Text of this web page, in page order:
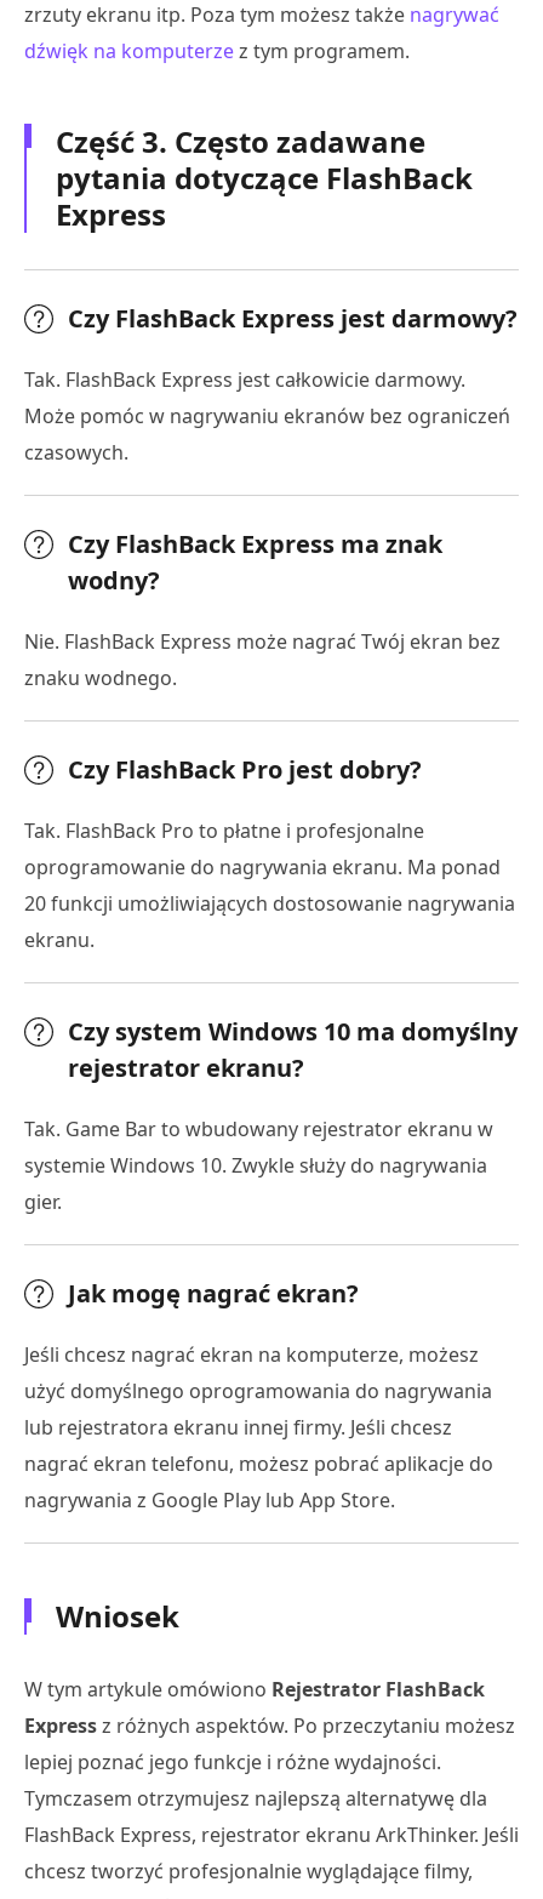
zrzuty ekranu itp. Poza tym możesz także nagrywać
dźwięk na komputerzez tym programem.
Część 3. Często zadawane
pytania dotyczące FlashBack
Express
Czy FlashBack Express jest darmowy?
Tak. FlashBack Express jest całkowicie darmowy.
Może pomóc w nagrywaniu ekranów bez ograniczeń
czasowych.
Czy FlashBack Express ma znak
wodny?
Nie. FlashBack Express może nagrać Twój ekran bez
znaku wodnego.
Czy FlashBack Pro jest dobry?
Tak. FlashBack Pro to płatne i profesjonalne
oprogramowanie do nagrywania ekranu. Ma ponad
20 funkcji umożliwiających dostosowanie nagrywania
ekranu.
Czy system Windows 10 ma domyślny
rejestrator ekranu?
Tak. Game Bar to wbudowany rejestrator ekranu w
systemie Windows 10. Zwykle służy do nagrywania
gier.
Jak mogę nagrać ekran?
Jeśli chcesz nagrać ekran na komputerze, możesz
użyć domyślnego oprogramowania do nagrywania
lub rejestratora ekranu innej firmy. Jeśli chcesz
nagrać ekran telefonu, możesz pobrać aplikacje do
nagrywania z Google Play lub App Store.
Wniosek
W tym artykule omówiono Rejestrator FlashBack
Expressz różnych aspektów. Po przeczytaniu możesz
lepiej poznać jego funkcje i różne wydajności.
Tymczasem otrzymujesz najlepszą alternatywę dla
FlashBack Express, rejestrator ekranu ArkThinker. Jeśli
chcesz tworzyć profesjonalnie wyglądające filmy,